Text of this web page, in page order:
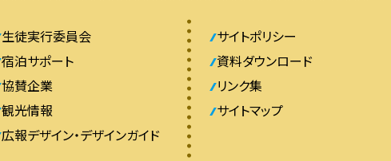
生徒実行委員会
宿泊サポート
協賛企業
観光情報
広報デザイン・デザインガイド
サイトポリシー
資料ダウンロード
リンク集
サイトマップ